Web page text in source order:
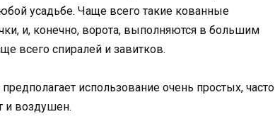
усадьбе. Чаще всего такие кованные
и, конечно, ворота, выполняются в большим
всего спиралей и завитков.
использование очень простых, часто
и воздушен.